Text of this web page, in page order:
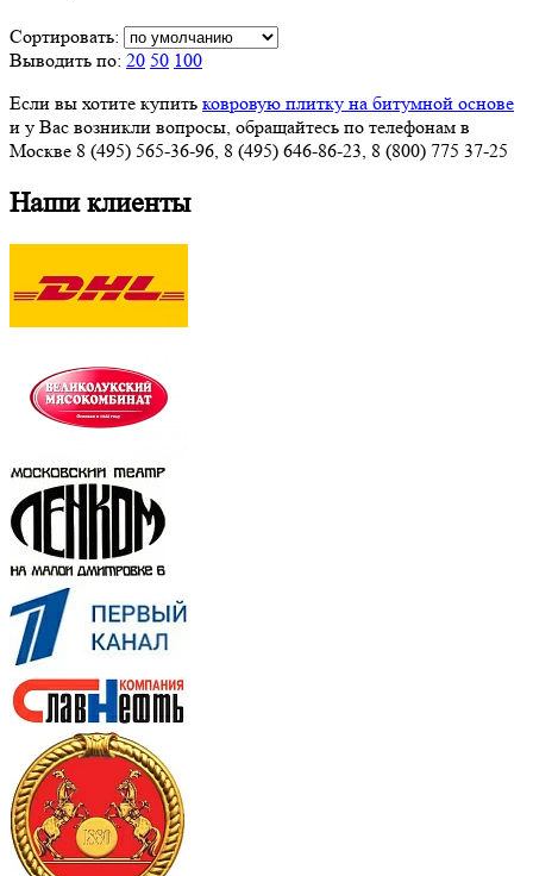
Сортировать:
Выводить по: 20 50 100
Если вы хотите купить ковровую плитку на битумной основе
и у Вас возникли вопросы, обращайтесь по телефонам в
Москве 8 (495) 565-36-96, 8 (495) 646-86-23, 8 (800) 775 37-25
Наши клиенты